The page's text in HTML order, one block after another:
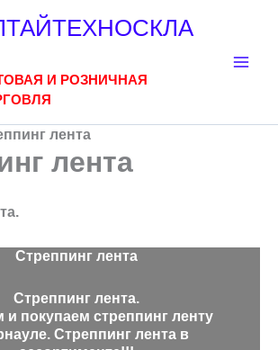
И РОЗНИЧНАЯ
лента
лента
Стреппинг лента
Стреппинг лента.
и покупаем стреппинг ленту
Стреппинг лента в